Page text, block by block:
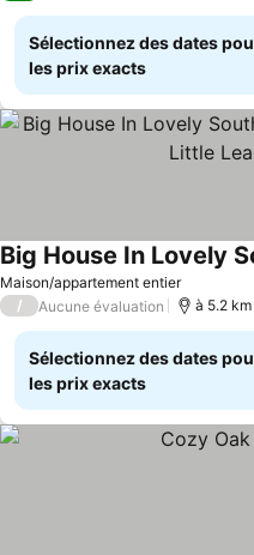
Sélectionnez des dates
les prix exacts
Maison/appartement entier
Consulter les prix
/ Aucune évaluation à 5.2
Sélectionnez des dates
les prix exacts